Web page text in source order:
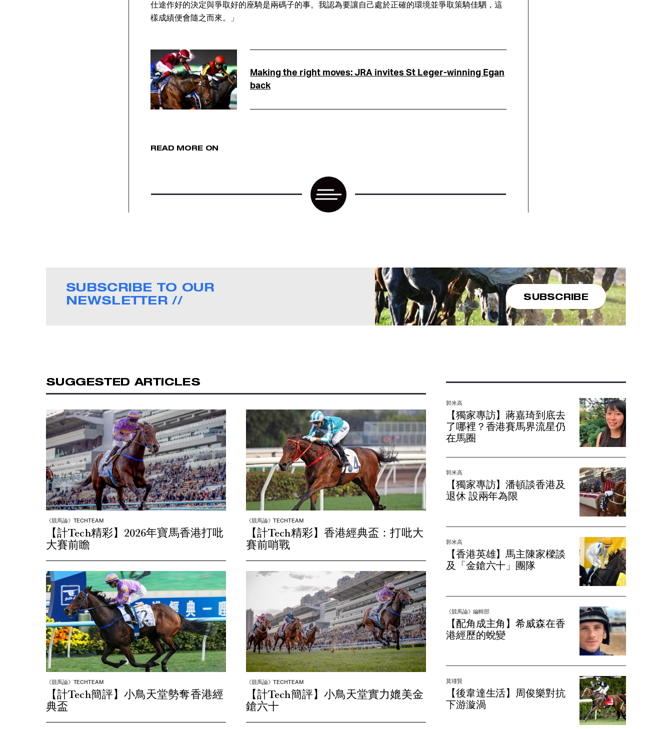
仕途作好的決定與爭取好的座騎是兩碼子的事。我認為要讓自己處於正確的環境並爭取策騎佳駟，這
樣成績便會隨之而來。」
Making the right moves: JRA invites St Leger-winning Egan
back
READ MORE ON
SUBSCRIBE TO OUR
NEWSLETTER //
SUBSCRIBE
SUGGESTED ARTICLES
《競馬論》TECHTEAM
【計Tech精彩】2026年寶馬香港打吡
大賽前瞻
《競馬論》TECHTEAM
【計Tech精彩】香港經典盃：打吡大
賽前哨戰
《競馬論》TECHTEAM
【計Tech簡評】小鳥天堂勢奪香港經
典盃
《競馬論》TECHTEAM
【計Tech簡評】小鳥天堂實力媲美金
鎗六十
郭米高
【獨家專訪】蔣嘉琦到底去
了哪裡？香港賽馬界流星仍
在馬圈
郭米高
【獨家專訪】潘頓談香港及
退休 設兩年為限
郭米高
【香港英雄】馬主陳家樑談
及「金鎗六十」團隊
《競馬論》編輯部
【配角成主角】希威森在香
港經歷的蛻變
莫瑾賢
【後韋達生活】周俊樂對抗
下游漩渦